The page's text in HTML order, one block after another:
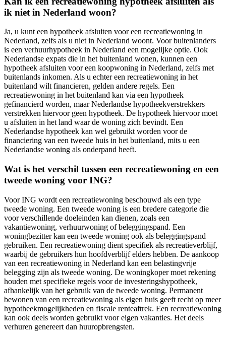
ik niet in Nederland woon?
Ja, u kunt een hypotheek afsluiten voor een recreatiewoning in
Nederland, zelfs als u niet in Nederland woont. Voor buitenlanders
is een verhuurhypotheek in Nederland een mogelijke optie. Ook
Nederlandse expats die in het buitenland wonen, kunnen een
hypotheek afsluiten voor een koopwoning in Nederland, zelfs met
buitenlands inkomen. Als u echter een recreatiewoning in het
buitenland wilt financieren, gelden andere regels. Een
recreatiewoning in het buitenland kan via een hypotheek
gefinancierd worden, maar Nederlandse hypotheekverstrekkers
verstrekken hiervoor geen hypotheek. De hypotheek hiervoor moet
u afsluiten in het land waar de woning zich bevindt. Een
Nederlandse hypotheek kan wel gebruikt worden voor de
financiering van een tweede huis in het buitenland, mits u een
Nederlandse woning als onderpand heeft.
Wat is het verschil tussen een recreatiewoning en een
tweede woning voor ING?
Voor ING wordt een recreatiewoning beschouwd als een type
tweede woning. Een tweede woning is een bredere categorie die
voor verschillende doeleinden kan dienen, zoals een
vakantiewoning, verhuurwoning of beleggingspand. Een
woningbezitter kan een tweede woning ook als beleggingspand
gebruiken. Een recreatiewoning dient specifiek als recreatieverblijf,
waarbij de gebruikers hun hoofdverblijf elders hebben. De aankoop
van een recreatiewoning in Nederland kan een belastingvrije
belegging zijn als tweede woning. De woningkoper moet rekening
houden met specifieke regels voor de investeringshypotheek,
afhankelijk van het gebruik van de tweede woning. Permanent
bewonen van een recreatiewoning als eigen huis geeft recht op meer
hypotheekmogelijkheden en fiscale renteaftrek. Een recreatiewoning
kan ook deels worden gebruikt voor eigen vakanties. Het deels
verhuren genereert dan huuropbrengsten.